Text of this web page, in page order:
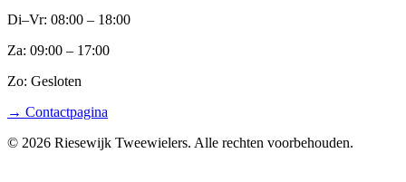
Di–Vr: 08:00 – 18:00
Za: 09:00 – 17:00
Zo: Gesloten
→ Contactpagina
© 2026 Riesewijk Tweewielers. Alle rechten voorbehouden.